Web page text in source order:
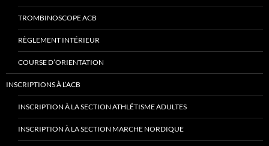
TROMBINOSCOPE ACB
RÈGLEMENT INTÉRIEUR
COURSE D’ORIENTATION
INSCRIPTIONS À L’ACB
INSCRIPTION À LA SECTION ATHLÉTISME ADULTES
INSCRIPTION À LA SECTION MARCHE NORDIQUE